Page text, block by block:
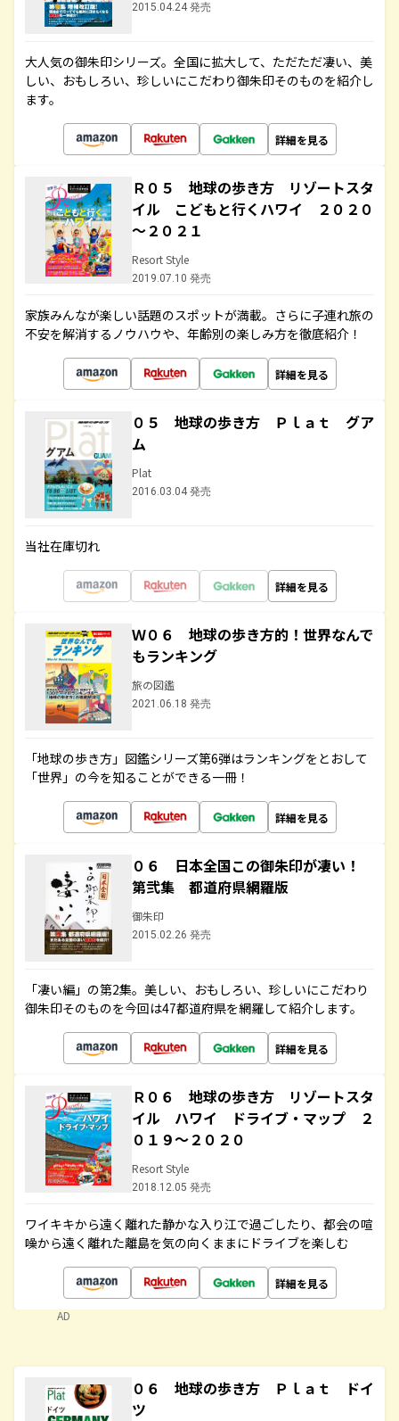
2015.04.24 発売
大人気の御朱印シリーズ。全国に拡大して、ただただ凄い、美
しい、おもしろい、珍しいにこだわり御朱印そのものを紹介し
ます。
詳細を見る
Ｒ０５ 地球の歩き方 リゾートスタ
イル こどもと行くハワイ ２０２０
～２０２１
Resort Style
2019.07.10 発売
家族みんなが楽しい話題のスポットが満載。さらに子連れ旅の
不安を解消するノウハウや、年齢別の楽しみ方を徹底紹介！
詳細を見る
０５ 地球の歩き方 Ｐｌａｔ グア
ム
Plat
2016.03.04 発売
当社在庫切れ
詳細を見る
Ｗ０６ 地球の歩き方的！世界なんで
もランキング
旅の図鑑
2021.06.18 発売
「地球の歩き方」図鑑シリーズ第6弾はランキングをとおして
「世界」の今を知ることができる一冊！
詳細を見る
０６ 日本全国この御朱印が凄い！
第弐集 都道府県網羅版
御朱印
2015.02.26 発売
「凄い編」の第2集。美しい、おもしろい、珍しいにこだわり
御朱印そのものを今回は47都道府県を網羅して紹介します。
詳細を見る
Ｒ０６ 地球の歩き方 リゾートスタ
イル ハワイ ドライブ・マップ ２
０１９～２０２０
Resort Style
2018.12.05 発売
ワイキキから遠く離れた静かな入り江で過ごしたり、都会の喧
噪から遠く離れた離島を気の向くままにドライブを楽しむ
詳細を見る
AD
０６ 地球の歩き方 Ｐｌａｔ ドイ
ツ